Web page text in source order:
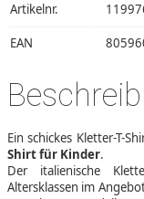
Artikelnr.
EAN
Ein schickes Kletter-T-
Shirt für Kinder.
Der italienische
Altersklassen im